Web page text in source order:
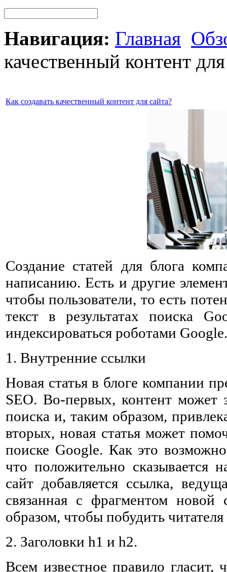
Навигация: Главная
качественный контент
Как создавать качественный контент для сайта?
Создание статей для блога
написанию. Есть и другие
чтобы пользователи, то есть
текст в результатах поиска
индексироваться роботами Google.
1. Внутренние ссылки
Новая статья в блоге компании
SEO. Во-первых, контент может
поиска и, таким образом,
вторых, новая статья может
поиске Google. Как это
что положительно сказывается
сайт добавляется ссылка,
связанная с фрагментом новой
образом, чтобы побудить
2. Заголовки h1 и h2.
Всем известное правило